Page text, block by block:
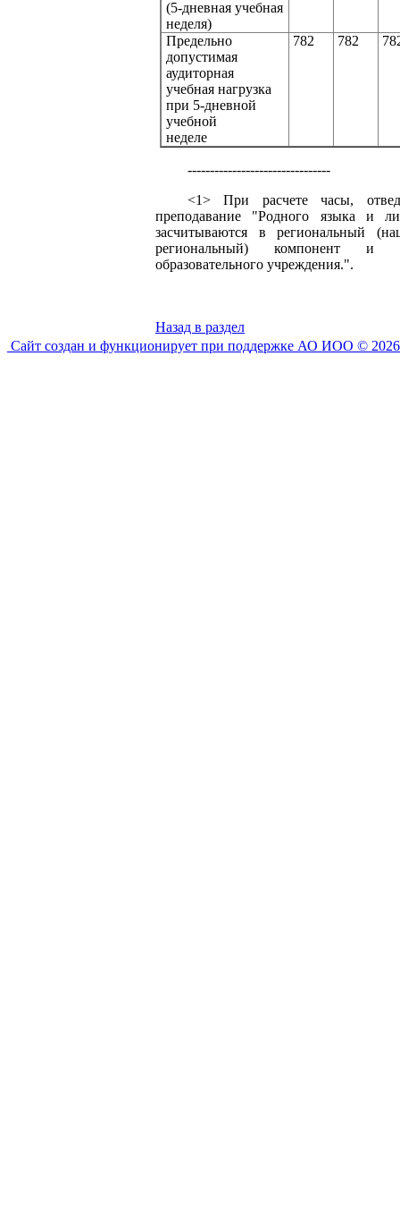
(5-дневная учебная
неделя)
Предельно
допустимая
аудиторная
учебная нагрузка
при 5-дневной
учебной
неделе
782 782
--------------------------------
<1> При расчете часы,
преподавание "Родного языка и
засчитываются в региональный
региональный) компонент и
образовательного учреждения.".
Назад в раздел
Сайт создан и функционирует при поддержке АО ИОО © 2026